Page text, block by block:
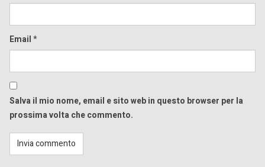
Email*
Salva il mio nome, email e sito web in questo browser per la
prossima volta che commento.